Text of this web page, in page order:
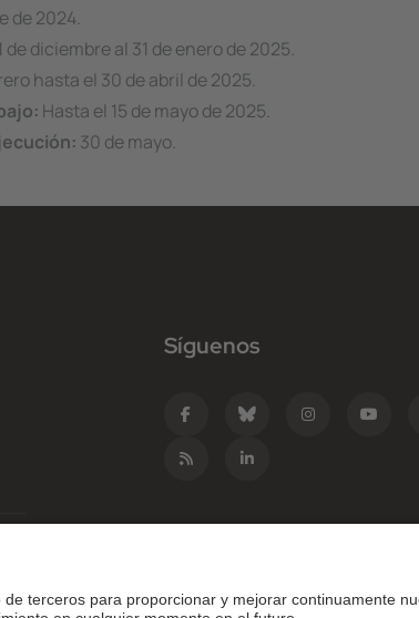
de 2024.
de diciembre al 31 de enero de 2025.
hasta el 30 de abril de 2025.
Hasta el 15 de mayo de 2025.
30 de mayo.
Síguenos